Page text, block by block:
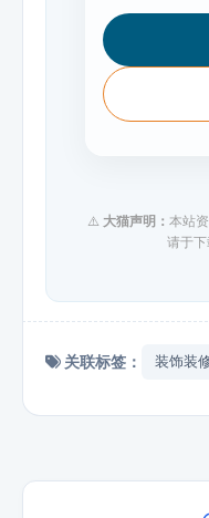
⚠️ 大猫声明： 本站
请于下
关联标签： 装饰装